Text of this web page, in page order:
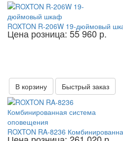
ROXTON R-206W 19-дюймовый
Цена розница: 55 960 р.
В корзину Быстрый заказ
ROXTON RA-8236